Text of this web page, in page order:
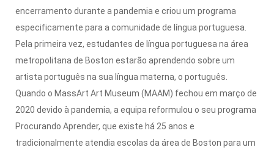
encerramento durante a pandemia e criou um programa
especificamente para a comunidade de língua portuguesa.
Pela primeira vez, estudantes de língua portuguesa na área
metropolitana de Boston estarão aprendendo sobre um
artista português na sua língua materna, o português.
Quando o MassArt Art Museum (MAAM) fechou em março de
2020 devido à pandemia, a equipa reformulou o seu programa
Procurando Aprender, que existe há 25 anos e
tradicionalmente atendia escolas da área de Boston para um